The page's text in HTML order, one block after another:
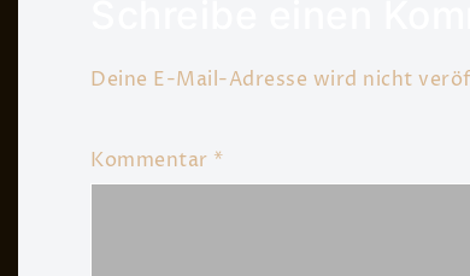
Deine E-Mail-Adresse wird nicht
Kommentar *